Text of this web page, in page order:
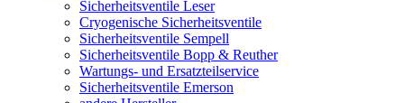
Sicherheitsventile Leser
Cryogenische Sicherheitsventile
Sicherheitsventile Sempell
Sicherheitsventile Bopp & Reuther
Wartungs- und Ersatzteilservice
Sicherheitsventile Emerson